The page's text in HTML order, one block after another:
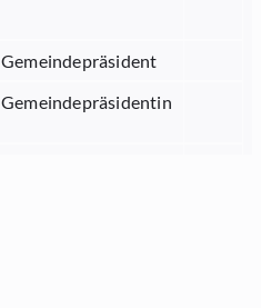
Gemeindepräsident
Gemeindepräsidentin